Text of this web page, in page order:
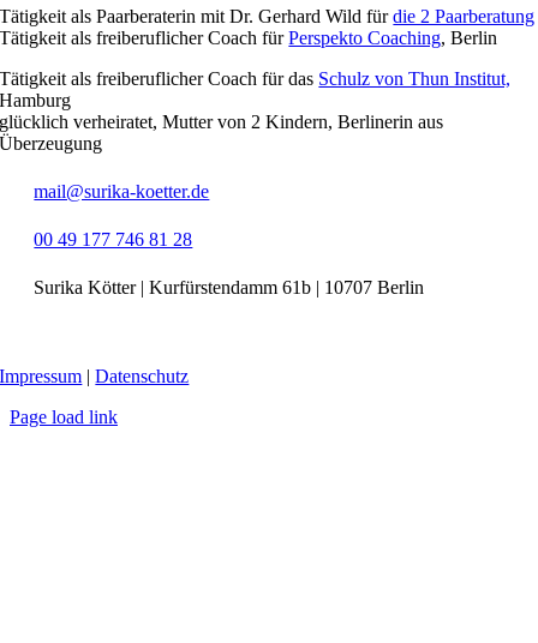
Tätigkeit als Paarberaterin mit Dr. Gerhard Wild fürdie 2 Paarberatung
Tätigkeit als freiberuflicher Coach fürPerspekto Coaching, Berlin
Tätigkeit als freiberuflicher Coach für das Schulz von Thun Institut,
Hamburg
glücklich verheiratet, Mutter von 2 Kindern, Berlinerin aus
Überzeugung
mail@surika-koetter.de
00 49 177 746 81 28
Surika Kötter | Kurfürstendamm 61b | 10707 Berlin
Impressum |Datenschutz
Page load link